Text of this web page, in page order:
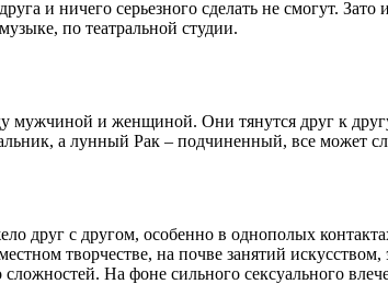
и ничего серьезного сделать не смогут.
по театральной студии.
и женщиной. Они тянутся друг к
а лунный Рак – подчиненный, все может
друг с другом, особенно в однополых
творчестве, на почве занятий
На фоне сильного сексуального